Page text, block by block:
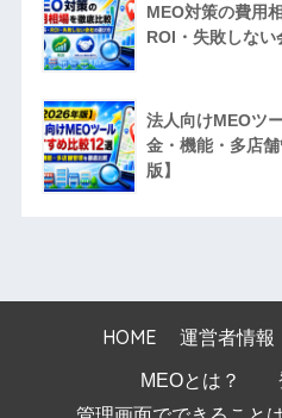
MEO対策の費用
ROI・失敗しない
法人向けMEOツ
金・機能・多店
版】
HOME 運営者情報
MEOとは？